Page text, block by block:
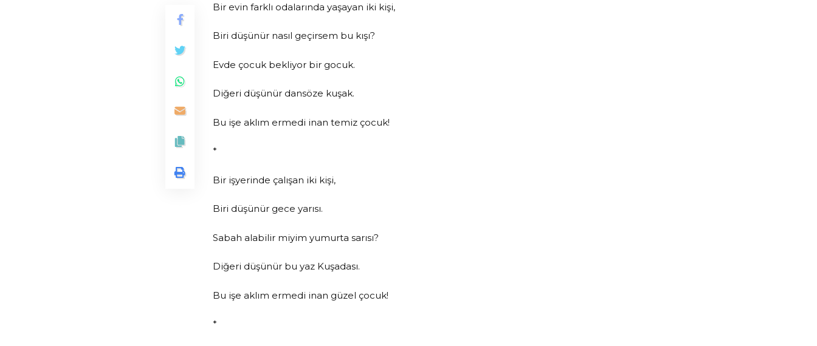
Bir evin farklı odalarında yaşayan iki kişi,
Biri düşünür nasıl geçirsem bu kışı?
Evde çocuk bekliyor bir gocuk.
Diğeri düşünür dansöze kuşak.
Bu işe aklım ermedi inan temiz çocuk!
*
Bir işyerinde çalışan iki kişi,
Biri düşünür gece yarısı.
Sabah alabilir miyim yumurta sarısı?
Diğeri düşünür bu yaz Kuşadası.
Bu işe aklım ermedi inan güzel çocuk!
*